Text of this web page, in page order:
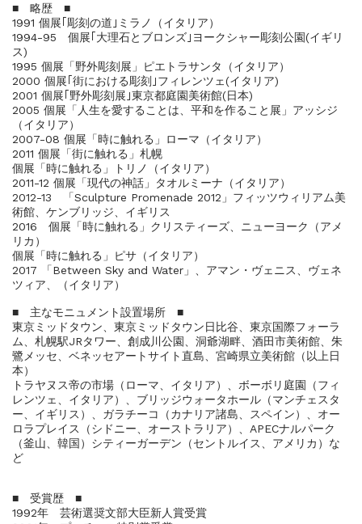
■ 略歴 ■
1991 個展｢彫刻の道｣ミラノ（イタリア）
1994-95 個展｢大理石とブロンズ｣ヨークシャー彫刻公園(イギリ
ス)
1995 個展「野外彫刻展」ピエトラサンタ（イタリア）
2000 個展｢街における彫刻｣フィレンツェ(イタリア)
2001 個展｢野外彫刻展｣東京都庭園美術館(日本)
2005 個展「人生を愛することは、平和を作ること展」アッシジ
（イタリア）
2007-08 個展「時に触れる」ローマ（イタリア）
2011 個展「街に触れる」札幌
個展「時に触れる」トリノ（イタリア）
2011-12 個展「現代の神話」タオルミーナ（イタリア）
2012-13 「Sculpture Promenade 2012」フィッツウィリアム美
術館、ケンブリッジ、イギリス
2016 個展「時に触れる」クリスティーズ、ニューヨーク（アメ
リカ）
個展「時に触れる」ピサ（イタリア）
2017 「Between Sky and Water」、アマン・ヴェニス、ヴェネ
ツィア、（イタリア）
■ 主なモニュメント設置場所 ■
東京ミッドタウン、東京ミッドタウン日比谷、東京国際フォーラ
ム、札幌駅JRタワー、創成川公園、洞爺湖畔、酒田市美術館、朱
鷺メッセ、ベネッセアートサイト直島、宮崎県立美術館（以上日
本）
トラヤヌス帝の市場（ローマ、イタリア）、ボーボリ庭園（フィ
レンツェ、イタリア）、ブリッジウォータホール（マンチェスタ
ー、イギリス）、ガラチーコ（カナリア諸島、スペイン）、オー
ロラプレイス（シドニー、オーストラリア）、APECナルパーク
（釜山、韓国）シティーガーデン（セントルイス、アメリカ）な
ど
■ 受賞歴 ■
1992年 芸術選奨文部大臣新人賞受賞